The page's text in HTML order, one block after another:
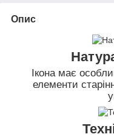
Опис
Ікона має
елементи